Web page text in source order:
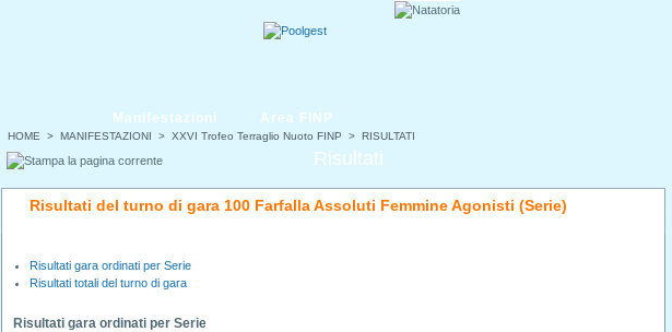
HOME > MANIFESTAZIONI > XXVI Trofeo Terraglio Nuoto FINP > RISULTATI
Manifestazioni Area FINP
Risultati
Risultati del turno di gara 100 Farfalla Assoluti Femmine Agonisti (Serie)
Risultati gara ordinati per Serie
Risultati totali del turno di gara
Risultati gara ordinati per Serie